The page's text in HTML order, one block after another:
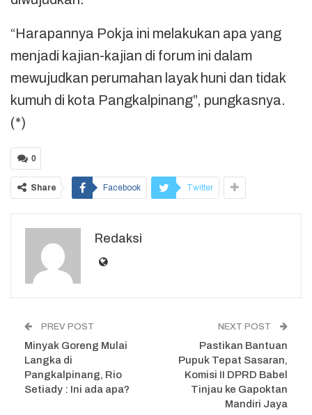
“Harapannya Pokja ini melakukan apa yang
menjadi kajian-kajian di forum ini dalam
mewujudkan perumahan layak huni dan tidak
kumuh di kota Pangkalpinang”, pungkasnya.
(*)
0
Share Facebook Twitter
Redaksi
PREV POST
Minyak Goreng Mulai
Langka di
Pangkalpinang, Rio
Setiady : Ini ada apa?
NEXT POST
Pastikan Bantuan
Pupuk Tepat Sasaran,
Komisi II DPRD Babel
Tinjau ke Gapoktan
Mandiri Jaya